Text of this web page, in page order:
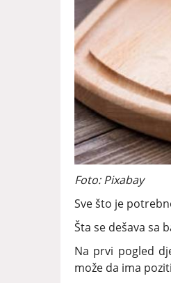
Foto: Pixabay
Sve što je
Šta se dešava sa
Na prvi pogled
može da ima